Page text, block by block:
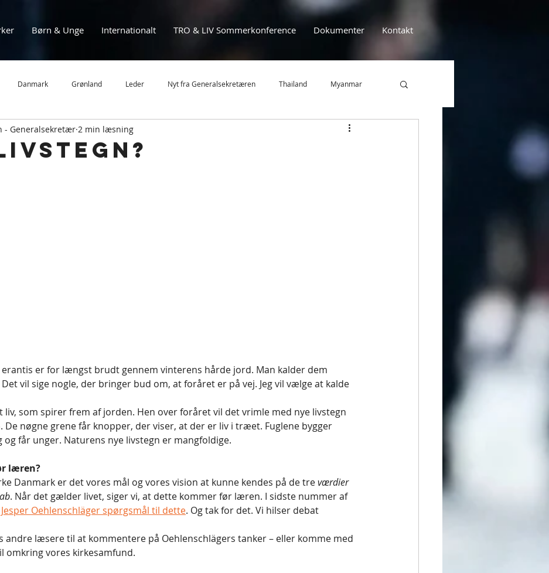
Børn & Unge Internationalt TRO & LIV Sommerkonference Dokumenter Kontakt
Danmark Grønland Leder Nyt fra Generalsekretæren Thailand Myanmar
MBU MBL Sommerstævne Efterskolen Lindenborg
- Generalsekretær 2 min læsning
er for længst brudt gennem vinterens hårde jord. Man kalder dem
vil sige nogle, der bringer bud om, at foråret er på vej. Jeg vil vælge at kalde
liv, som spirer frem af jorden. Hen over foråret vil det vrimle med nye livstegn
De nøgne grene får knopper, der viser, at der er liv i træet. Fuglene bygger
får unger. Naturens nye livstegn er mangfoldige.
læren?
Danmark er det vores mål og vores vision at kunne kendes på de tre værdier
. Når det gælder livet, siger vi, at dette kommer før læren. I sidste nummer af
Oehlenschläger spørgsmål til dette. Og tak for det. Vi hilser debat
andre læsere til at kommentere på Oehlenschlägers tanker – eller komme med
omkring vores kirkesamfund.